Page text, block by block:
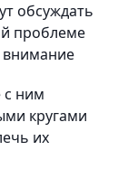
обсуждать
проблеме
внимание
ним
кругами
их